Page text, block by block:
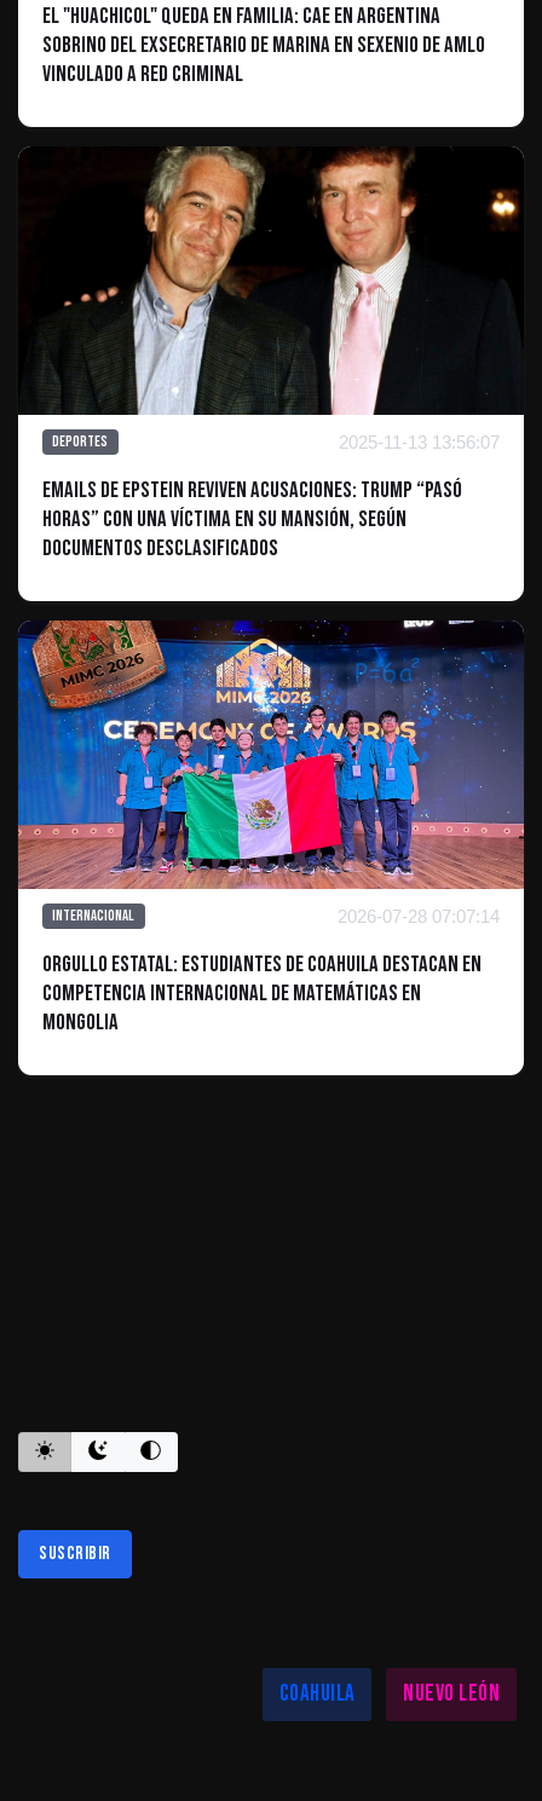
El "Huachicol" queda en familia: Cae en Argentina
sobrino del exsecretario de Marina en sexenio de AMLO
vinculado a red criminal
Deportes 2025-11-13 13:56:07
Emails de Epstein reviven acusaciones: Trump “pasó
horas” con una víctima en su mansión, según
documentos desclasificados
Internacional 2026-07-28 07:07:14
Orgullo estatal: Estudiantes de Coahuila destacan en
competencia internacional de matemáticas en
Mongolia
Suscribir
Coahuila
Nuevo León